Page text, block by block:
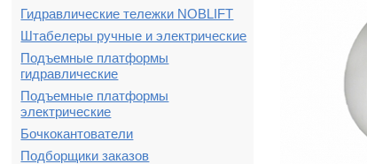
Гидравлические тележки NOBLIFT
Штабелеры ручные и электрические
Подъемные платформы
гидравлические
Подъемные платформы
электрические
Бочкокантователи
Подборщики заказов